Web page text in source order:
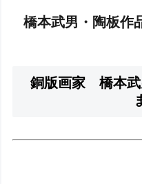
橋本武男・陶板作
銅版画家 橋本武